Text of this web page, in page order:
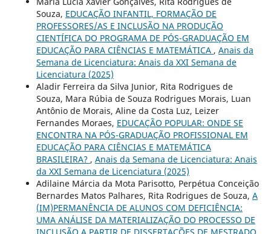
Souza, EDUCAÇÃO INFANTIL, FORMAÇÃO DE
PROFESSORES/AS E INCLUSÃO NA PRODUÇÃO
CIENTÍFICA DO PROGRAMA DE PÓS-GRADUAÇÃO EM
EDUCAÇÃO PARA CIÊNCIAS E MATEMÁTICA , Anais da
Semana de Licenciatura: Anais da XXI Semana de
Licenciatura (2025)
Aladir Ferreira da Silva Junior, Rita Rodrigues de
Souza, Mara Rúbia de Souza Rodrigues Morais, Luan
Antônio de Morais, Aline da Costa Luz, Leizer
Fernandes Moraes, EDUCAÇÃO POPULAR: ONDE SE
ENCONTRA NA PÓS-GRADUAÇÃO PROFISSIONAL EM
EDUCAÇÃO PARA CIÊNCIAS E MATEMÁTICA
BRASILEIRA? , Anais da Semana de Licenciatura: Anais
da XXI Semana de Licenciatura (2025)
Adilaine Márcia da Mota Parisotto, Perpétua Conceição
Bernardes Matos Palhares, Rita Rodrigues de Souza, A
(IM)PERMANÊNCIA DE ALUNOS COM DEFICIÊNCIA:
UMA ANÁLISE DA MATERIALIZAÇÃO DO PROCESSO DE